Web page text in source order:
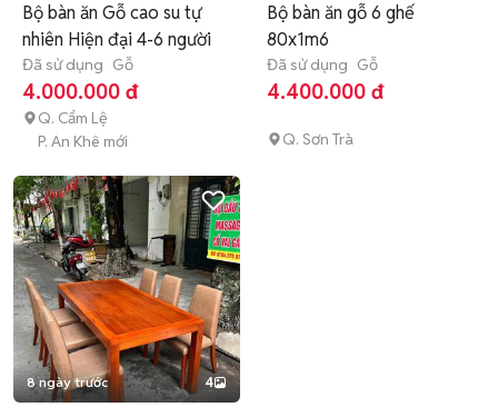
Bộ bàn ăn Gỗ cao su tự
nhiên Hiện đại 4-6 người
Đã sử dụng Gỗ
4.000.000 đ
Q. Cẩm Lệ
P. An Khê mới
Bộ bàn ăn gỗ 6 ghế
80x1m6
Đã sử dụng Gỗ
4.400.000 đ
Q. Sơn Trà
8 ngày trước 4